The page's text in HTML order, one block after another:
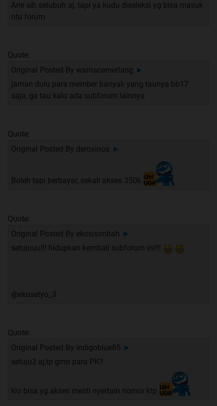
Ane sih setubuh aj, tapi ya kudu diseleksi yg bisa masuk
ntu forum
Quote:
Original Posted By warnacemerlang ►
jaman dulu para member banyak yang taunya bb17
saja, ga tau kalo ada subforum lainnya
Quote:
Original Posted By deroxinos ►
Boleh tapi berbayar, sekali akses 350k
Quote:
Original Posted By ekosisimbah ►
setujuuu!!! hidupkan kembali subforum ini!!!
@ekosetyo_3
Quote:
Original Posted By indigoblue85 ►
setuju2 aj,tp gmn para PK?
klo bisa yg akses mesti nyertain nomor ktp